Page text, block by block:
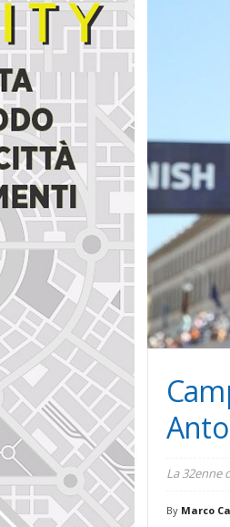
La 32enne
By Marco